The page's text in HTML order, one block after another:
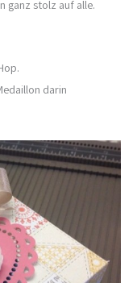
ganz stolz auf alle.
darin